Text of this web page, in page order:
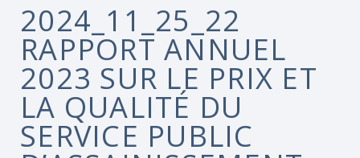
2024_11_25_22
RAPPORT ANNUEL
2023 SUR LE PRIX ET
LA QUALITÉ DU
SERVICE PUBLIC